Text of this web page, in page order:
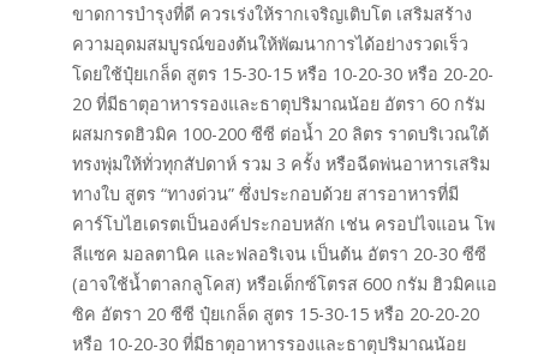
ขาดการบำรุงที่ดี ควรเร่งให้รากเจริญเติบโต เสริมสร้าง
ความอุดมสมบูรณ์ของต้นให้พัฒนาการได้อย่างรวดเร็ว
โดยใช้ปุ๋ยเกล็ด สูตร 15-30-15 หรือ 10-20-30 หรือ 20-20-
20 ที่มีธาตุอาหารรองและธาตุปริมาณน้อย อัตรา 60 กรัม
ผสมกรดฮิวมิค 100-200 ซีซี ต่อน้ำ 20 ลิตร ราดบริเวณใต้
ทรงพุ่มให้ทั่วทุกสัปดาห์ รวม 3 ครั้ง หรือฉีดพ่นอาหารเสริม
ทางใบ สูตร “ทางด่วน” ซึ่งประกอบด้วย สารอาหารที่มี
คาร์โบไฮเดรตเป็นองค์ประกอบหลัก เช่น ครอปไจแอน โพ
ลีแซค มอลตานิค และฟลอริเจน เป็นต้น อัตรา 20-30 ซีซี
(อาจใช้น้ำตาลกลูโคส) หรือเด็กซ์โตรส 600 กรัม ฮิวมิคแอ
ซิค อัตรา 20 ซีซี ปุ๋ยเกล็ด สูตร 15-30-15 หรือ 20-20-20
หรือ 10-20-30 ที่มีธาตุอาหารรองและธาตุปริมาณน้อย